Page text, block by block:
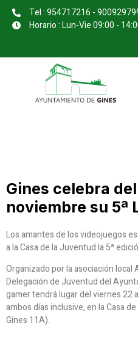
Tel : 954717216 -
Horario : Lun-Vie 09:00 -
Gines celebra
noviembre su 5ª
Los amantes de los videojuegos
a la Casa de la Juventud la 5ª
Organizado por la asociación local
Delegación de Juventud del
gamer tendrá lugar del viernes 22
ambos días inclusive, en la Casa
Gines 11A).